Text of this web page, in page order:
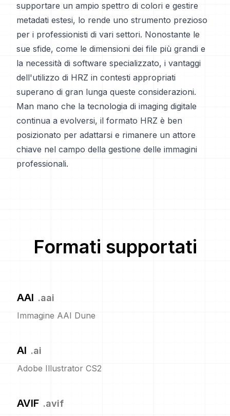
supportare un ampio spettro di colori e gestire
metadati estesi, lo rende uno strumento prezioso
per i professionisti di vari settori. Nonostante le
sue sfide, come le dimensioni dei file più grandi e
la necessità di software specializzato, i vantaggi
dell'utilizzo di HRZ in contesti appropriati
superano di gran lunga queste considerazioni.
Man mano che la tecnologia di imaging digitale
continua a evolversi, il formato HRZ è ben
posizionato per adattarsi e rimanere un attore
chiave nel campo della gestione delle immagini
professionali.
Formati supportati
AAI .aai
Immagine AAI Dune
AI .ai
Adobe Illustrator CS2
AVIF .avif